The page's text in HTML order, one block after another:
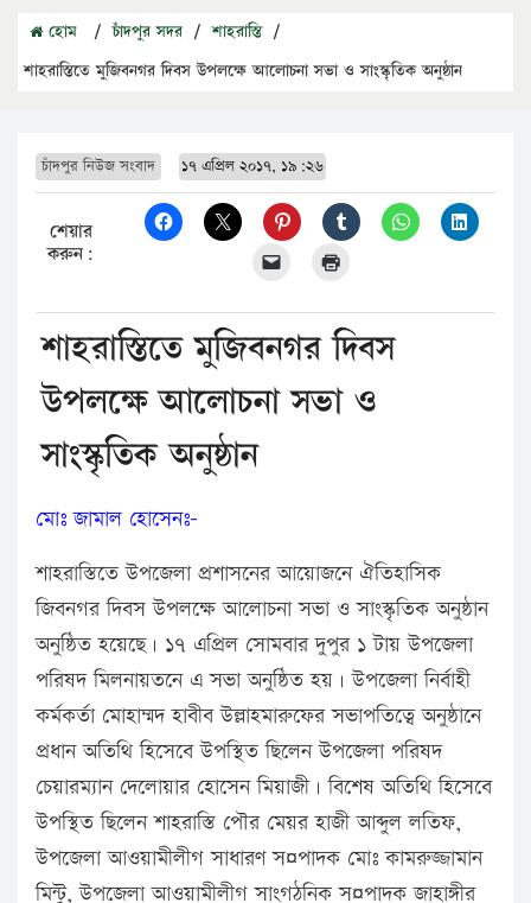
হোম / চাঁদপুর সদর / শাহরাস্তি /
শাহরাস্তিতে মুজিবনগর দিবস উপলক্ষে আলোচনা সভা ও সাংস্কৃতিক অনুষ্ঠান
চাঁদপুর নিউজ সংবাদ ১৭ এপ্রিল ২০১৭, ১৯:২৬
শেয়ার
করুন:
শাহরাস্তিতে মুজিবনগর দিবস
উপলক্ষে আলোচনা সভা ও
সাংস্কৃতিক অনুষ্ঠান
মোঃ জামাল হোসেনঃ-
শাহরাস্তিতে উপজেলা প্রশাসনের আয়োজনে ঐতিহাসিক
জিবনগর দিবস উপলক্ষে আলোচনা সভা ও সাংস্কৃতিক অনুষ্ঠান
অনুষ্ঠিত হয়েছে। ১৭ এপ্রিল সোমবার দুপুর ১ টায় উপজেলা
পরিষদ মিলনায়তনে এ সভা অনুষ্ঠিত হয়। উপজেলা নির্বাহী
কর্মকর্তা মোহাম্মদ হাবীব উল্লাহমারুফের সভাপতিত্বে অনুষ্ঠানে
প্রধান অতিথি হিসেবে উপস্থিত ছিলেন উপজেলা পরিষদ
চেয়ারম্যান দেলোয়ার হোসেন মিয়াজী। বিশেষ অতিথি হিসেবে
উপস্থিত ছিলেন শাহরাস্তি পৌর মেয়র হাজী আব্দুল লতিফ,
উপজেলা আওয়ামীলীগ সাধারণ স¤পাদক মোঃ কামরুজ্জামান
মিন্টু, উপজেলা আওয়ামীলীগ সাংগঠনিক স¤পাদক জাহাঙ্গীর